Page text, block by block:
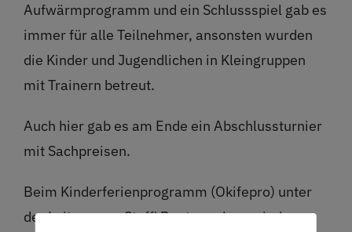
Aufwärmprogramm und ein Schlussspiel gab es
immer für alle Teilnehmer, ansonsten wurden
die Kinder und Jugendlichen in Kleingruppen
mit Trainern betreut.
Auch hier gab es am Ende ein Abschlussturnier
mit Sachpreisen.
Beim Kinderferienprogramm (Okifepro) unter
der Leitung von Steffi Reuter gab es wieder